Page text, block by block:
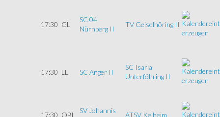
17:30 GL
SC 04
Nürnberg II
TV Geiselhöring II
17:30 LL SC Anger II
SC Isaria
Unterföhring II
17:30 OBL
SV Johannis
ATSV Kelheim